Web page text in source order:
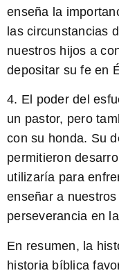
enseña la
las circunstancias
nuestros hijos a
depositar su fe en
4. El poder del
un pastor, pero
con su honda. Su
permitieron
utilizaría para
enseñar a
perseverancia en
En resumen, la
historia bíblica